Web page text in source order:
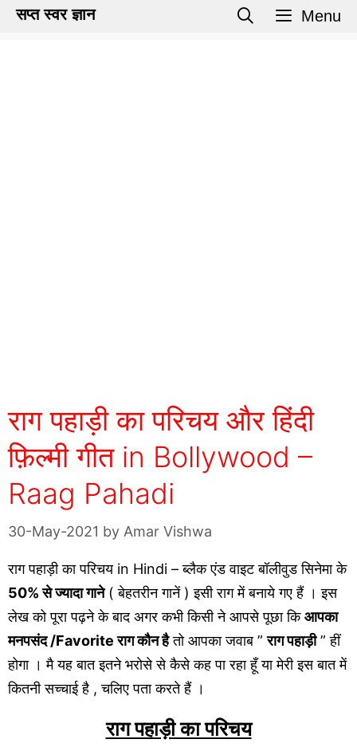
Skipसप्त स्वर ज्ञान Menu
राग पहाड़ी का परिचय और हिंदी
फ़िल्मी गीत in Bollywood –
Raag Pahadi
30-May-2021 by Amar Vishwa
राग पहाड़ी का परिचय in Hindi – ब्लैक एंड वाइट बॉलीवुड सिनेमा के
50% से ज्यादा गाने( बेहतरीन गानें ) इसी राग में बनाये गए हैं । इस
लेख को पूरा पढ़ने के बाद अगर कभी किसी ने आपसे पूछा किआपका
मनपसंद /Favorite राग कौन हैतो आपका जवाब ”राग पहाड़ी” हीं
होगा । मै यह बात इतने भरोसे से कैसे कह पा रहा हूँ या मेरी इस बात में
कितनी सच्चाई है , चलिए पता करते हैं ।
राग पहाड़ी का परिचय